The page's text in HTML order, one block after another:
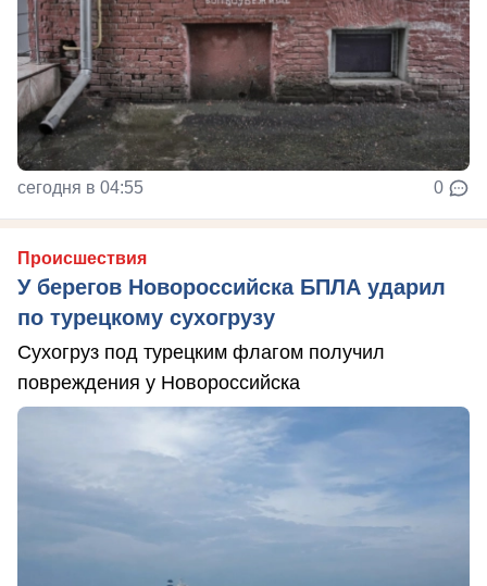
сегодня в 04:55 0
Происшествия
У берегов Новороссийска БПЛА ударил
по турецкому сухогрузу
Сухогруз под турецким флагом получил
повреждения у Новороссийска